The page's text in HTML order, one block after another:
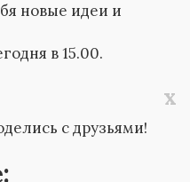
новые идеи и
в 15.00.
x
с друзьями!